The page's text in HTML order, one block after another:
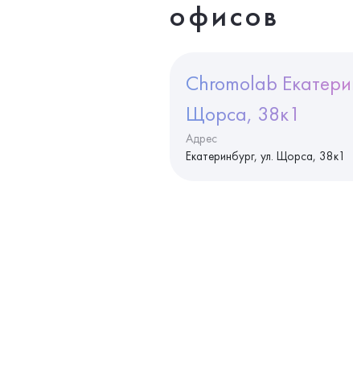
офисов
Chromolab
Щорса, 38к1
Адрес
Екатеринбург, ул. Щорса, 38к1